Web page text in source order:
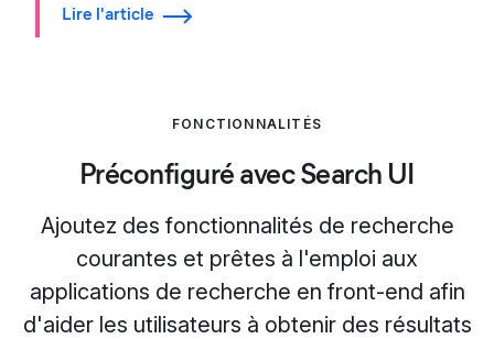
Lire l'article
FONCTIONNALITÉS
Préconfiguré avec Search UI
Ajoutez des fonctionnalités de recherche
courantes et prêtes à l'emploi aux
applications de recherche en front-end afin
d'aider les utilisateurs à obtenir des résultats